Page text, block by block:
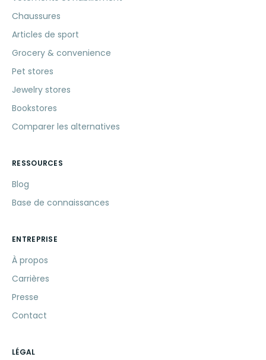
Chaussures
Articles de sport
Grocery & convenience
Pet stores
Jewelry stores
Bookstores
Comparer les alternatives
RESSOURCES
Blog
Base de connaissances
ENTREPRISE
À propos
Carrières
Presse
Contact
LÉGAL